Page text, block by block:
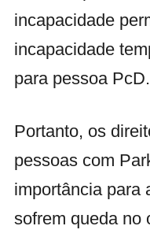
incapacidade
incapacidade
para pessoa PcD.
Portanto, os
pessoas com
importância para
sofrem queda no